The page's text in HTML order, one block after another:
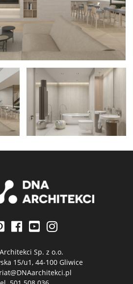
Sp. z o.o.
15/u1, 44-100 Gliwice